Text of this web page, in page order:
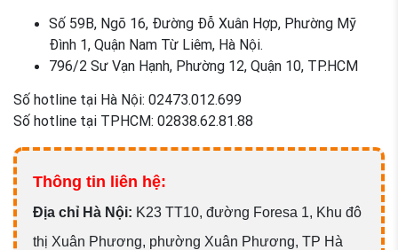
Số 59B, Ngõ 16, Đường Đỗ Xuân Hợp, Phường Mỹ
Đình 1, Quận Nam Từ Liêm, Hà Nội.
796/2 Sư Vạn Hạnh, Phường 12, Quận 10, TP.HCM
Số hotline tại Hà Nội: 02473.012.699
Số hotline tại TPHCM: 02838.62.81.88
Thông tin liên hệ:
Địa chỉ Hà Nội: K23 TT10, đường Foresa 1, Khu đô
thị Xuân Phương, phường Xuân Phương, TP Hà